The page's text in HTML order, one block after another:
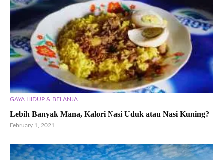
GAYA HIDUP & BELANJA
Lebih Banyak Mana, Kalori Nasi Uduk atau Nasi Kuning?
February 1, 2021